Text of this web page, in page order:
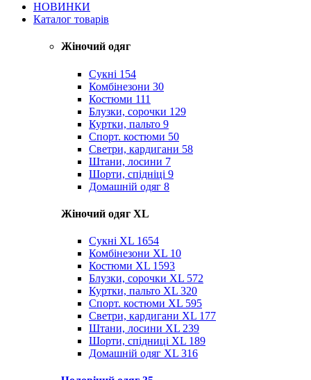
НОВИНКИ
Каталог товарів
Жіночий одяг
Сукні 154
Комбінезони 30
Костюми 111
Блузки, сорочки 129
Куртки, пальто 9
Спорт. костюми 50
Светри, кардигани 58
Штани, лосини 7
Шорти, спідніці 9
Домашній одяг 8
Жіночий одяг XL
Cукні XL 1654
Комбінезони XL 10
Костюми XL 1593
Блузки, сорочки XL 572
Куртки, пальто XL 320
Спорт. костюми XL 595
Светри, кардигани XL 177
Штани, лосини XL 239
Шорти, спідниці XL 189
Домашній одяг XL 316